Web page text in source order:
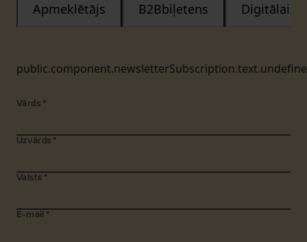
Apmeklētājs B2Bbiļetens Digitālais
Vārds *
Uzvārds *
Valsts *
E-mail *